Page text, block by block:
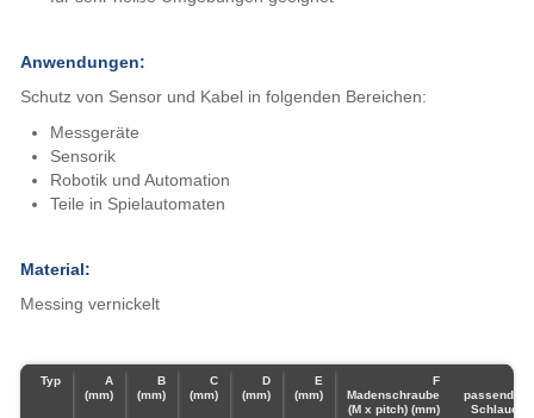
Anwendungen:
Schutz von Sensor und Kabel in folgenden Bereichen:
Messgeräte
Sensorik
Robotik und Automation
Teile in Spielautomaten
Material:
Messing vernickelt
Typ
A
(mm)
B
(mm)
C
(mm)
D
(mm)
E
(mm)
F
Madenschraube
(M x pitch) (mm)
passender
Schlauch